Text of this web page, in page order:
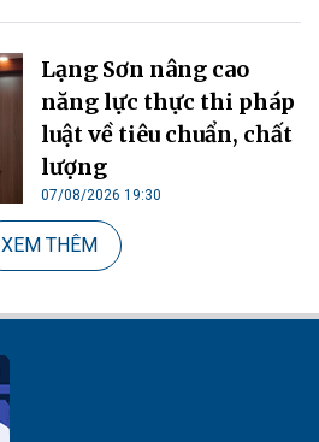
Lạng Sơn nâng cao
năng lực thực thi pháp
luật về tiêu chuẩn, chất
lượng
07/08/2026 19:30
XEM THÊM